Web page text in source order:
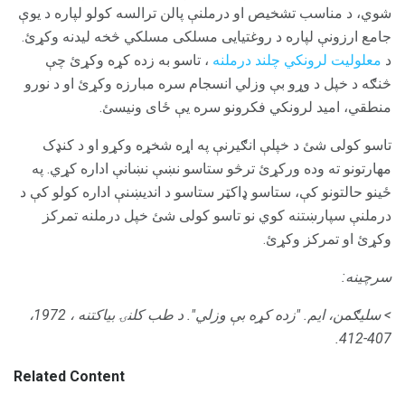
شوي، د مناسب تشخیص او درملنې پالن ترالسه کولو لپاره د یوې
جامع ارزونې لپاره د روغتیايی مسلکی مسلکي څخه لیدنه وکړئ.
د معلولیت لرونکي چلند درملنه ، تاسو به زده کړه وکړئ چې
څنګه د خپل د وړو بې وزلي انسجام سره مبارزه وکړئ او د نورو
منطقي، امید لرونکي فکرونو سره یې ځای ونیسئ.
تاسو کولی شئ د خپلې انګیرنې په اړه شخړه وکړو او د کنډک
مهارتونو ته وده ورکړئ ترڅو ستاسو نښې نښانې اداره کړي. په
ځینو حالتونو کې، ستاسو ډاکټر ستاسو د اندیښنې اداره کولو کې د
درملنې سپارښتنه کوي نو تاسو کولی شئ خپل درملنه تمرکز
وکړئ او تمرکز وکړئ.
سرچینه:
> سلیګمن، ایم. "زده کړه بې وزلي". د طب کلنۍ بیاکتنه
، 1972،
407-412.
Related Content